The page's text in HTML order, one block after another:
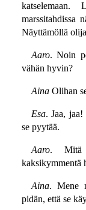
marssitahdissa
Näyttämöllä
Aaro. Noin
vähän hyvin?
AinaOlihan
Esa. Jaa, jaa!
se pyytää.
Aaro. Mitä
kaksikymmentä
Aina. Mene
pidän, että se